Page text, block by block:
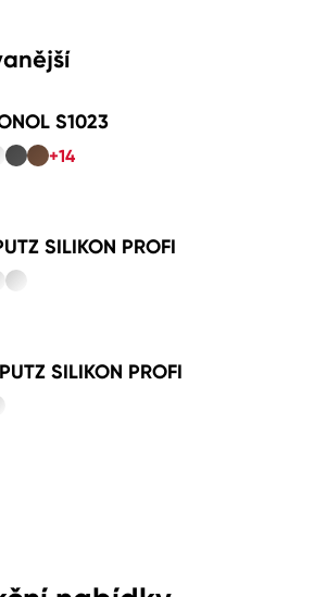
S1023
+14
SILIKON PROFI
SILIKON PROFI